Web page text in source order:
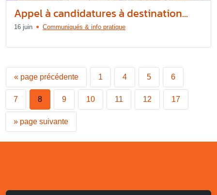
Appel à candidatures à destination...
16 juin Communiqués & info pratique
« page précédente 1 4 5 6
7 8 9 10 11 12 17
» page suivante